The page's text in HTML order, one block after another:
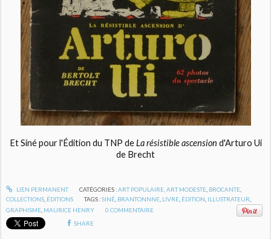
Et Siné pour l'Édition du TNP deLa résistible ascension d'Arturo Ui
de Brecht
LIEN PERMANENT CATÉGORIES :ART POPULAIRE, ART MODESTE, BROCANTE,
COLLECTIONS ÉDITIONS TAGS :SINÉ BRANTONNNE LIVRE ÉDITION ILLUSTRATEUR
GRAPHISME MAURICE HENRY 0 COMMENTAIRE
SHARE